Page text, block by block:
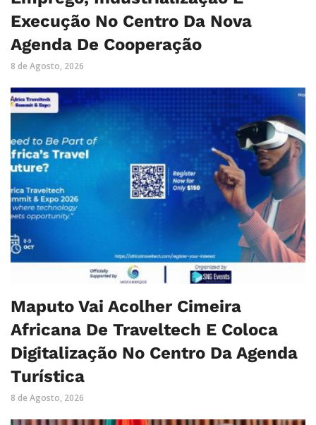
Execução No Centro Da Nova
Agenda De Cooperação
8 de Agosto, 2026
Maputo Vai Acolher Cimeira
Africana De Traveltech E Coloca
Digitalização No Centro Da Agenda
Turística
8 de Agosto, 2026